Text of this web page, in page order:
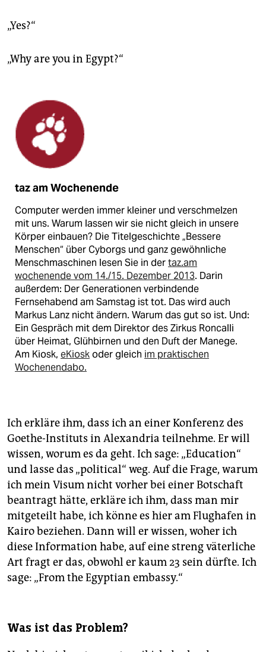
epaper login
„Yes?“
„Why are you in Egypt?“
taz am Wochenende
Computer werden immer kleiner und verschmelzen
mit uns. Warum lassen wir sie nicht gleich in unsere
Körper einbauen? Die Titelgeschichte „Bessere
Menschen“ über Cyborgs und ganz gewöhnliche
Menschmaschinen lesen Sie in dertaz.am
wochenende vom 14./15. Dezember 2013. Darin
außerdem: Der Generationen verbindende
Fernsehabend am Samstag ist tot. Das wird auch
Markus Lanz nicht ändern. Warum das gut so ist. Und:
Ein Gespräch mit dem Direktor des Zirkus Roncalli
über Heimat, Glühbirnen und den Duft der Manege.
Am Kiosk, eKioskoder gleich im praktischen
Wochenendabo.
Ich erkläre ihm, dass ich an einer Konferenz des
Goethe-Instituts in Alexandria teilnehme. Er will
wissen, worum es da geht. Ich sage: „Education“
und lasse das „political“ weg. Auf die Frage, warum
ich mein Visum nicht vorher bei einer Botschaft
beantragt hätte, erkläre ich ihm, dass man mir
mitgeteilt habe, ich könne es hier am Flughafen in
Kairo beziehen. Dann will er wissen, woher ich
diese Information habe, auf eine streng väterliche
Art fragt er das, obwohl er kaum 23 sein dürfte. Ich
sage: „From the Egyptian embassy.“
Was ist das Problem?